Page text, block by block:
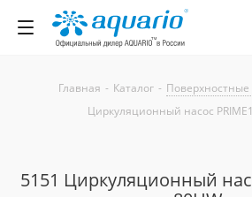
Главная - Каталог - Поверхностные
Циркуляционный насос
5151 Циркуляционный